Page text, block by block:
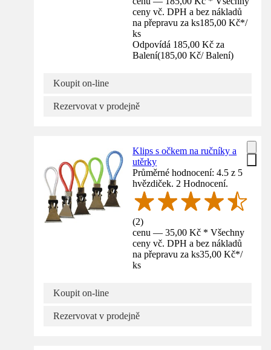
ceny vč. DPH a bez nákladů
na přepravu za ks185,00 Kč*/
ks
Odpovídá 185,00 Kč za
Balení(185,00 Kč/ Balení)
Koupit on-line
Rezervovat v prodejně
Klips s očkem na ručníky a
utěrky
Průměrné hodnocení: 4.5 z 5
hvězdiček. 2 Hodnocení.
(2)
cenu — 35,00 Kč * Všechny
ceny vč. DPH a bez nákladů
na přepravu za ks35,00 Kč*/
ks
Koupit on-line
Rezervovat v prodejně